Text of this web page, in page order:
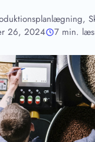
26, 2024
7 min.